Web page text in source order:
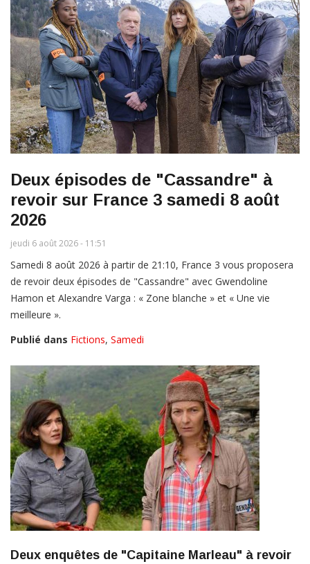
Deux épisodes de "Cassandre" à
revoir sur France 3 samedi 8 août
2026
jeudi 6 août 2026 - 11:51
Samedi 8 août 2026 à partir de 21:10, France 3 vous proposera
de revoir deux épisodes de "Cassandre" avec Gwendoline
Hamon et Alexandre Varga : « Zone blanche » et « Une vie
meilleure ».
Publié dans Fictions, Samedi
Deux enquêtes de "Capitaine Marleau" à revoir